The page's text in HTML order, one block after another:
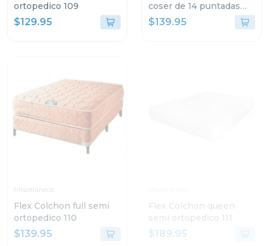
ortopedico 109
$129.95
coser de 14 puntadas
2135
$139.95
Miscelaneos
Flex Colchon full semi
ortopedico 110
$139.95
Flex Colchon queen
semi ortopedico 111
$189.95